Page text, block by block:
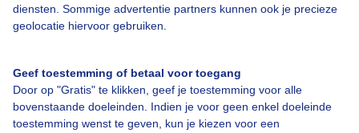
diensten. Sommige advertentie partners kunnen ook je precieze
geolocatie hiervoor gebruiken.
Geef toestemming of betaal voor toegang
Door op "Gratis" te klikken, geef je toestemming voor alle
bovenstaande doeleinden. Indien je voor geen enkel doeleinde
toestemming wenst te geven, kun je kiezen voor een
Over Buienradar
Veelgestelde vragen
Contact